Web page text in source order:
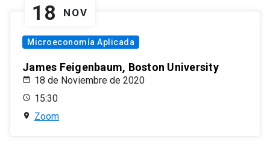
18 NOV
Microeconomía Aplicada
James Feigenbaum, Boston University
18 de Noviembre de 2020
15:30
Zoom